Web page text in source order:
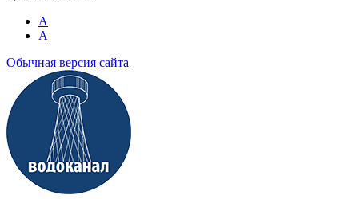
A
A
Обычная версия сайта